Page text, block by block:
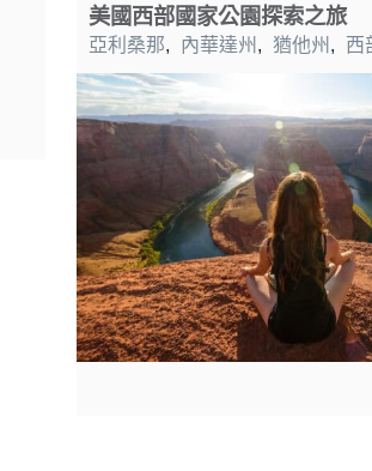
美國西部國家公園探索之旅
亞利桑那, 內華達州 , 猶他州 , 西